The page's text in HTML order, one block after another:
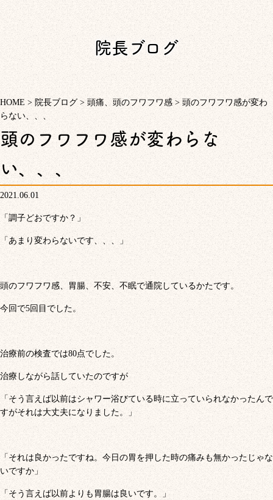
院長ブログ
HOME > 院長ブログ>頭痛、頭のフワフワ感 > 頭のフワフワ感が変わ
らない、、、
頭のフワフワ感が変わらな
い、、、
2021.06.01
「調子どおですか？」
「あまり変わらないです、、、」
頭のフワフワ感、胃腸、不安、不眠で通院しているかたです。
今回で5回目でした。
治療前の検査では80点でした。
治療しながら話していたのですが
「そう言えば以前はシャワー浴びている時に立っていられなかったんで
すがそれは大丈夫になりました。」
「それは良かったですね。今日の胃を押した時の痛みも無かったじゃな
いですか」
「そう言えば以前よりも胃腸は良いです。」